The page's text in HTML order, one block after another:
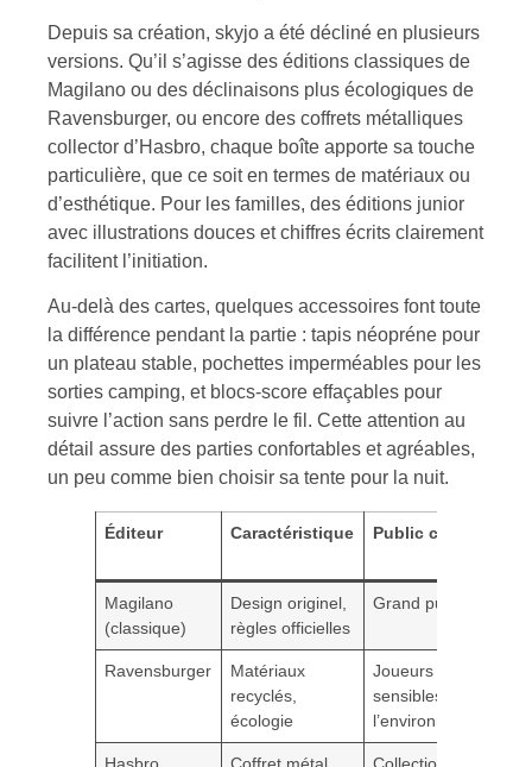
Depuis sa création, skyjo a été décliné en plusieurs
versions. Qu’il s’agisse des éditions classiques de
Magilano ou des déclinaisons plus écologiques de
Ravensburger, ou encore des coffrets métalliques
collector d’Hasbro, chaque boîte apporte sa touche
particulière, que ce soit en termes de matériaux ou
d’esthétique. Pour les familles, des éditions junior
avec illustrations douces et chiffres écrits clairement
facilitent l’initiation.
Au-delà des cartes, quelques accessoires font toute
la différence pendant la partie : tapis néopréne pour
un plateau stable, pochettes imperméables pour les
sorties camping, et blocs-score effaçables pour
suivre l’action sans perdre le fil. Cette attention au
détail assure des parties confortables et agréables,
un peu comme bien choisir sa tente pour la nuit.
Éditeur Caractéristique Public cible
Magilano
(classique)
Design originel,
règles officielles
Grand public
Ravensburger
Matériaux
recyclés,
écologie
Joueurs
sensibles à
l’environnement